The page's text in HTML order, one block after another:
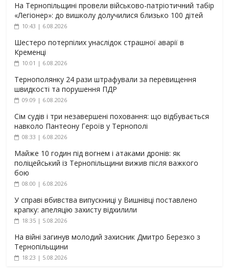
На Тернопільщині провели військово-патріотичний табір
«Легіонер»: до вишколу долучилися близько 100 дітей
10:43 | 6.08.2026
Шестеро потерпілих унаслідок страшної аварії в
Кременці
10:01 | 6.08.2026
Тернополянку 24 рази штрафували за перевищення
швидкості та порушення ПДР
09:09 | 6.08.2026
Сім судів і три незавершені поховання: що відбувається
навколо Пантеону Героїв у Тернополі
08:33 | 6.08.2026
Майже 10 годин під вогнем і атаками дронів: як
поліцейський із Тернопільщини вижив після важкого
бою
08:00 | 6.08.2026
У справі вбивства випускниці у Вишнівці поставлено
крапку: апеляцію захисту відхилили
18:35 | 5.08.2026
На війні загинув молодий захисник Дмитро Березко з
Тернопільщини
18:23 | 5.08.2026